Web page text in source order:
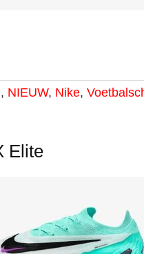
, NIEUW, Nike,
Elite